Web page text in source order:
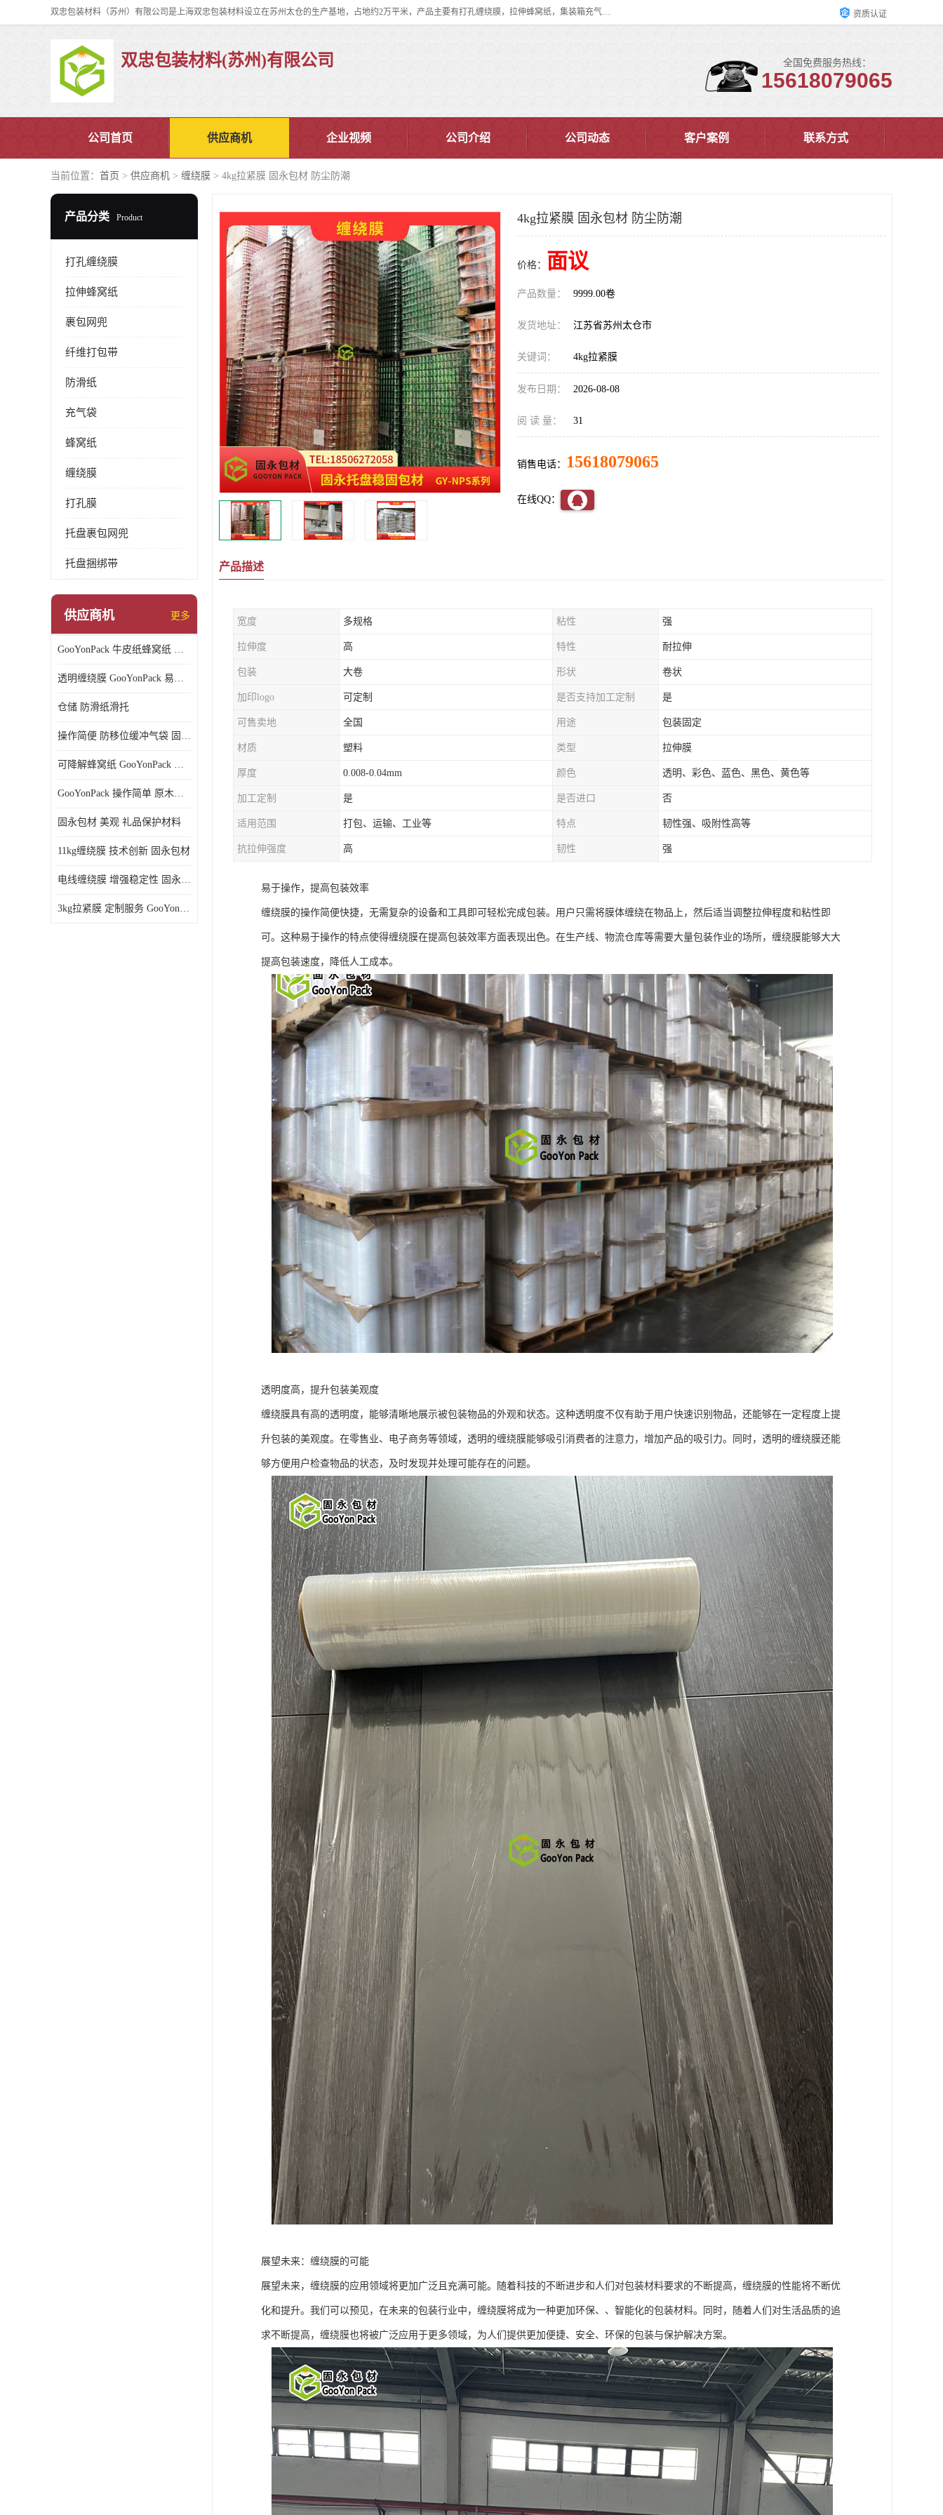
双忠包装材料（苏州）有限公司是上海双忠包装材料设立在苏州太仓的生产基地，占地约2万平米，产品主要有打孔缠绕膜，拉伸蜂窝纸，集装箱充气袋，滑托板，打包带，裹包网兜，防滑纸等箱体和托盘的运输和保护性包材。固永包材®，GooYon Pack®，是我们保护性包装材料的专属品牌。 资质认证
双忠包装材料(苏州)有限公司 全国免费服务热线：
15618079065
公司首页 供应商机 企业视频 公司介绍 公司动态 客户案例 联系方式
当前位置： 首页 > 供应商机 > 缠绕膜 > 4kg拉紧膜 固永包材 防尘防潮
产品分类 Product
打孔缠绕膜
拉伸蜂窝纸
裹包网兜
纤维打包带
防滑纸
充气袋
蜂窝纸
缠绕膜
打孔膜
托盘裹包网兜
托盘捆绑带
供应商机 更多
GooYonPack 牛皮纸蜂窝纸 循环使用
透明缠绕膜 GooYonPack 易撕扯不残留
仓储 防滑纸滑托
操作简便 防移位缓冲气袋 固永包材
可降解蜂窝纸 GooYonPack 循环使用
GooYonPack 操作简单 原木浆蜂巢网格纸
固永包材 美观 礼品保护材料
11kg缠绕膜 技术创新 固永包材
电线缠绕膜 增强稳定性 固永包材
3kg拉紧膜 定制服务 GooYonPack
4kg拉紧膜 固永包材 防尘防潮
价格： 面议
产品数量： 9999.00卷
发货地址： 江苏省苏州太仓市
关键词： 4kg拉紧膜
发布日期： 2026-08-08
阅 读 量： 31
销售电话： 15618079065
在线QQ：
产品描述
宽度 多规格 粘性 强
拉伸度 高 特性 耐拉伸
包装 大卷 形状 卷状
加印logo 可定制 是否支持加工定制 是
可售卖地 全国 用途 包装固定
材质 塑料 类型 拉伸膜
厚度 0.008-0.04mm 颜色 透明、彩色、蓝色、黑色、黄色等
加工定制 是 是否进口 否
适用范围 打包、运输、工业等 特点 韧性强、吸附性高等
抗拉伸强度 高 韧性 强
易于操作，提高包装效率
缠绕膜的操作简便快捷，无需复杂的设备和工具即可轻松完成包装。用户只需将膜体缠绕在物品上，然后适当调整拉伸程度和粘性即
可。这种易于操作的特点使得缠绕膜在提高包装效率方面表现出色。在生产线、物流仓库等需要大量包装作业的场所，缠绕膜能够大大
提高包装速度，降低人工成本。
透明度高，提升包装美观度
缠绕膜具有高的透明度，能够清晰地展示被包装物品的外观和状态。这种透明度不仅有助于用户快速识别物品，还能够在一定程度上提
升包装的美观度。在零售业、电子商务等领域，透明的缠绕膜能够吸引消费者的注意力，增加产品的吸引力。同时，透明的缠绕膜还能
够方便用户检查物品的状态，及时发现并处理可能存在的问题。
展望未来：缠绕膜的可能
展望未来，缠绕膜的应用领域将更加广泛且充满可能。随着科技的不断进步和人们对包装材料要求的不断提高，缠绕膜的性能将不断优
化和提升。我们可以预见，在未来的包装行业中，缠绕膜将成为一种更加环保、、智能化的包装材料。同时，随着人们对生活品质的追
求不断提高，缠绕膜也将被广泛应用于更多领域，为人们提供更加便捷、安全、环保的包装与保护解决方案。